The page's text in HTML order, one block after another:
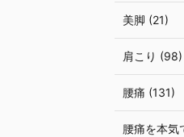
美脚 (21)
肩こり (98)
腰痛 (131)
腰痛を本気